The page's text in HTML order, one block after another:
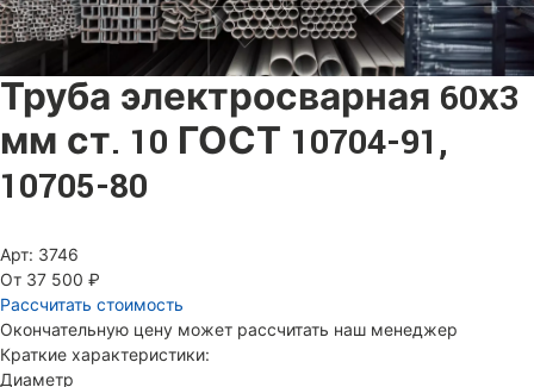
Труба электросварная 60х3
мм ст. 10 ГОСТ 10704-91,
10705-80
Арт: 3746
От 37 500 ₽
Рассчитать стоимость
Окончательную цену может рассчитать наш менеджер
Краткие характеристики:
Диаметр